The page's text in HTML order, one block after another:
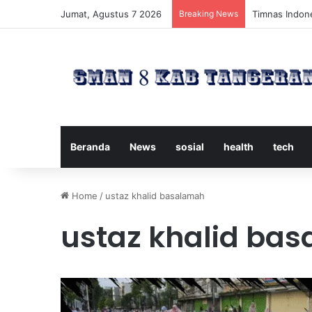
Jumat, Agustus 7 2026 Breaking News Timnas
Beranda News sosial health tech
Home / ustaz khalid basalamah
ustaz khalid